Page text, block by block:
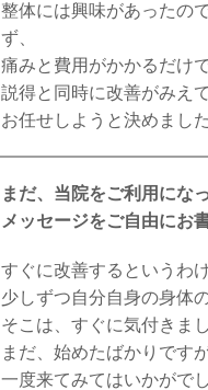
整体には興味があったの
ず、
痛みと費用がかかるだけ
説得と同時に改善がみえ
お任せしようと決めました
まだ、当院をご利用にな
メッセージをご自由にお
すぐに改善するというわ
少しずつ自分自身の身体
そこは、すぐに気付きまし
まだ、始めたばかりです
一度来てみてはいかがで